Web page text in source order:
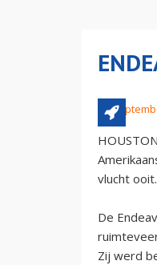
20
vlucht
De
Zij werd